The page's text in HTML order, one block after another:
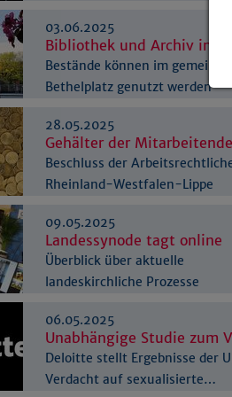
03.06.2025
Bibliothek und Archiv in
Bestände können im
Bethelplatz genutzt werden
28.05.2025
Gehälter der
Beschluss der
Rheinland-Westfalen-Lippe
09.05.2025
Landessynode tagt online
Überblick über aktuelle
landeskirchliche Prozesse
06.05.2025
Unabhängige Studie zum
Deloitte stellt Ergebnisse der
Verdacht auf sexualisierte…